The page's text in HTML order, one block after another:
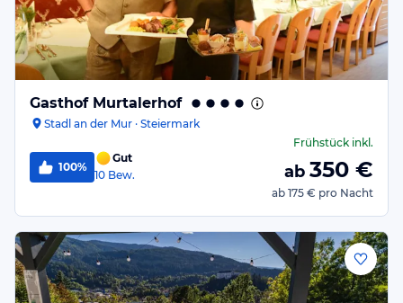
Gasthof Murtalerhof
Stadl an der Mur · Steiermark
100%
Gut
10 Bew.
Frühstückinkl.
ab 350 €
ab 175 € pro Nacht